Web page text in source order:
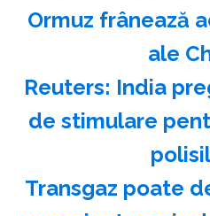
Ormuz frânează
ale
Reuters: India
de stimulare
Transgaz poate